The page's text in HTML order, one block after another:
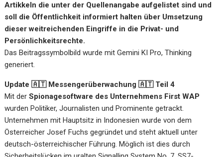
Artikkeln die unter der Quellenangabe aufgelistet sind und
soll die Öffentlichkeit informiert halten über Umsetzung
dieser weitreichenden Eingriffe in die Privat- und
Persönlichkeitsrechte.
Das Beitragssymbolbild wurde mit Gemini KI Pro, Thinking
generiert.
Update 🇦🇹 Messengerüberwachung 🇦🇹 Teil 4
Mit derSpionagesoftware des Unternehmens First WAP
wurden Politiker, Journalisten und Prominente getrackt.
Unternehmen mit Hauptsitz in Indonesien wurde von dem
Österreicher Josef Fuchs gegründet und steht aktuell unter
deutsch-österreichischer Führung. Möglich ist dies durch